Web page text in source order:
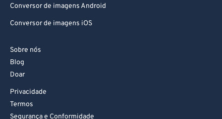
Conversor de imagens Android
Conversor de imagens iOS
Sobre nós
Blog
Doar
Privacidade
Termos
Segurança e Conformidade